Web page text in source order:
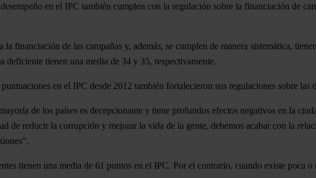
en el IPC también cumplen con la regulación sobre la financiación de
financiación de las campañas y, además, se cumplen de manera sistemática,
deficiente tienen una media de 34 y 35, respectivamente.
en el IPC desde 2012 también fortalecieron sus regulaciones sobre las
de los países es decepcionante y tiene profundos efectos negativos en la
de reducir la corrupción y mejorar la vida de la gente, debemos acabar con la
tienen una media de 61 puntos en el IPC. Por el contrario, cuando existe poca